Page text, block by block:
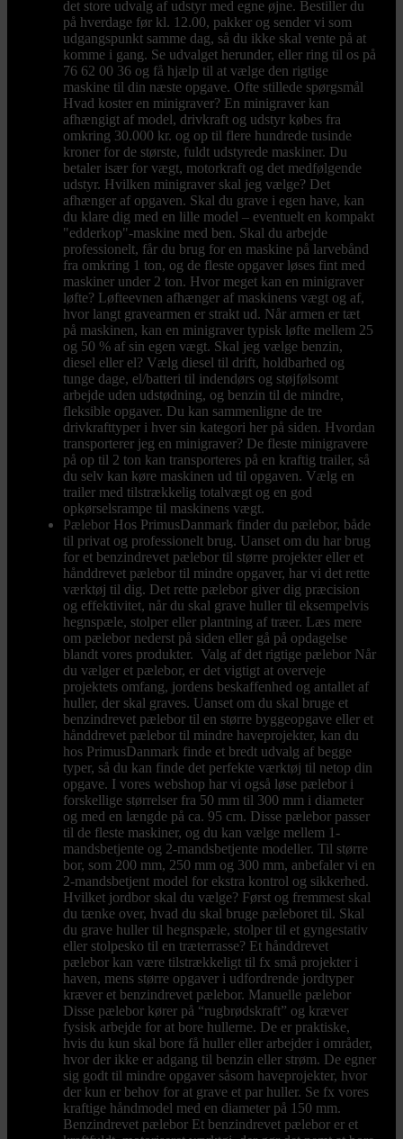
det store udvalg af udstyr med egne øjne. Bestiller du
på hverdage før kl. 12.00, pakker og sender vi som
udgangspunkt samme dag, så du ikke skal vente på at
komme i gang. Se udvalget herunder, eller ring til os på
76 62 00 36 og få hjælp til at vælge den rigtige
maskine til din næste opgave. Ofte stillede spørgsmål
Hvad koster en minigraver? En minigraver kan
afhængigt af model, drivkraft og udstyr købes fra
omkring 30.000 kr. og op til flere hundrede tusinde
kroner for de største, fuldt udstyrede maskiner. Du
betaler især for vægt, motorkraft og det medfølgende
udstyr. Hvilken minigraver skal jeg vælge? Det
afhænger af opgaven. Skal du grave i egen have, kan
du klare dig med en lille model – eventuelt en kompakt
"edderkop"-maskine med ben. Skal du arbejde
professionelt, får du brug for en maskine på larvebånd
fra omkring 1 ton, og de fleste opgaver løses fint med
maskiner under 2 ton. Hvor meget kan en minigraver
løfte? Løfteevnen afhænger af maskinens vægt og af,
hvor langt gravearmen er strakt ud. Når armen er tæt
på maskinen, kan en minigraver typisk løfte mellem 25
og 50 % af sin egen vægt. Skal jeg vælge benzin,
diesel eller el? Vælg diesel til drift, holdbarhed og
tunge dage, el/batteri til indendørs og støjfølsomt
arbejde uden udstødning, og benzin til de mindre,
fleksible opgaver. Du kan sammenligne de tre
drivkrafttyper i hver sin kategori her på siden. Hvordan
transporterer jeg en minigraver? De fleste minigravere
på op til 2 ton kan transporteres på en kraftig trailer, så
du selv kan køre maskinen ud til opgaven. Vælg en
trailer med tilstrækkelig totalvægt og en god
opkørselsrampe til maskinens vægt.
Pælebor Hos PrimusDanmark finder du pælebor, både
til privat og professionelt brug. Uanset om du har brug
for et benzindrevet pælebor til større projekter eller et
hånddrevet pælebor til mindre opgaver, har vi det rette
værktøj til dig. Det rette pælebor giver dig præcision
og effektivitet, når du skal grave huller til eksempelvis
hegnspæle, stolper eller plantning af træer. Læs mere
om pælebor nederst på siden eller gå på opdagelse
blandt vores produkter. Valg af det rigtige pælebor Når
du vælger et pælebor, er det vigtigt at overveje
projektets omfang, jordens beskaffenhed og antallet af
huller, der skal graves. Uanset om du skal bruge et
benzindrevet pælebor til en større byggeopgave eller et
hånddrevet pælebor til mindre haveprojekter, kan du
hos PrimusDanmark finde et bredt udvalg af begge
typer, så du kan finde det perfekte værktøj til netop din
opgave. I vores webshop har vi også løse pælebor i
forskellige størrelser fra 50 mm til 300 mm i diameter
og med en længde på ca. 95 cm. Disse pælebor passer
til de fleste maskiner, og du kan vælge mellem 1-
mandsbetjente og 2-mandsbetjente modeller. Til større
bor, som 200 mm, 250 mm og 300 mm, anbefaler vi en
2-mandsbetjent model for ekstra kontrol og sikkerhed.
Hvilket jordbor skal du vælge? Først og fremmest skal
du tænke over, hvad du skal bruge pæleboret til. Skal
du grave huller til hegnspæle, stolper til et gyngestativ
eller stolpesko til en træterrasse? Et hånddrevet
pælebor kan være tilstrækkeligt til fx små projekter i
haven, mens større opgaver i udfordrende jordtyper
kræver et benzindrevet pælebor. Manuelle pælebor
Disse pælebor kører på “rugbrødskraft” og kræver
fysisk arbejde for at bore hullerne. De er praktiske,
hvis du kun skal bore få huller eller arbejder i områder,
hvor der ikke er adgang til benzin eller strøm. De egner
sig godt til mindre opgaver såsom haveprojekter, hvor
der kun er behov for at grave et par huller. Se fx vores
kraftige håndmodel med en diameter på 150 mm.
Benzindrevet pælebor Et benzindrevet pælebor er et